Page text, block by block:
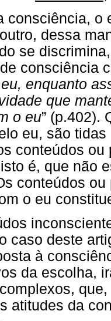
consciência, o
dessa
se
consciência
enquanto
que
o eu” (p.402).
eu, são
conteúdos
é, que não
conteúdos
o eu
caso deste
à
da escolha,
atitudes da